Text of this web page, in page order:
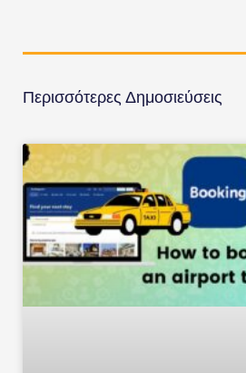
Περισσότερες Δημοσιεύσεις